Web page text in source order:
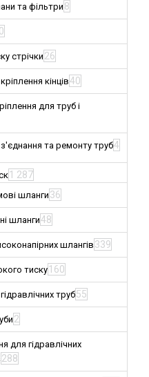
та фільтри 8
стрічки 26
кінців40
для труб і
та ремонту труб4
1 287
шланги36
шланги48
шлангів 339
тиску 160
труб55
2
для гідравлічних
288